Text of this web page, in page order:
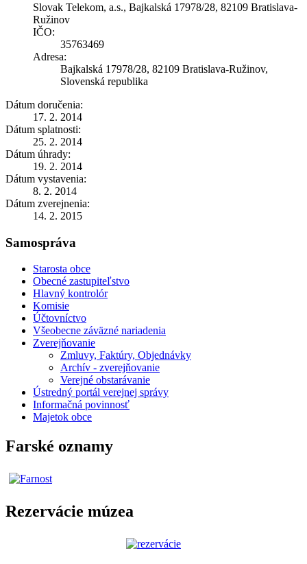
Slovak Telekom, a.s., Bajkalská 17978/28, 82109 Bratislava-
Ružinov
IČO:
35763469
Adresa:
Bajkalská 17978/28, 82109 Bratislava-Ružinov,
Slovenská republika
Dátum doručenia:
17. 2. 2014
Dátum splatnosti:
25. 2. 2014
Dátum úhrady:
19. 2. 2014
Dátum vystavenia:
8. 2. 2014
Dátum zverejnenia:
14. 2. 2015
Samospráva
Starosta obce
Obecné zastupiteľstvo
Hlavný kontrolór
Komisie
Účtovníctvo
Všeobecne záväzné nariadenia
Zverejňovanie
Zmluvy, Faktúry, Objednávky
Archív - zverejňovanie
Verejné obstarávanie
Ústredný portál verejnej správy
Informačná povinnosť
Majetok obce
Farské oznamy
Rezervácie múzea